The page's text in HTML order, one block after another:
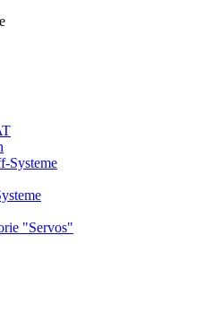
Systeme
"Servos"